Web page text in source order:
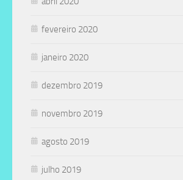
fevereiro 2020
janeiro 2020
dezembro 2019
novembro 2019
agosto 2019
julho 2019